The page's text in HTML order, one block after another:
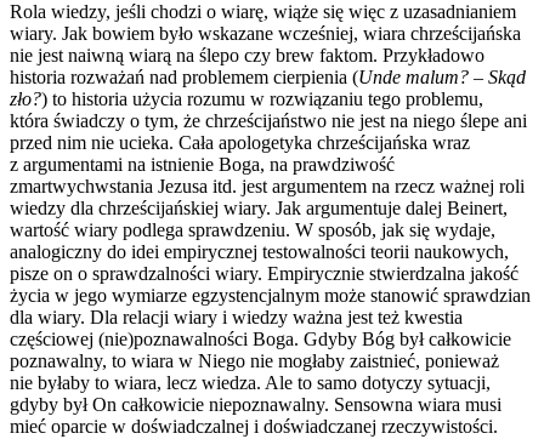
Rola wiedzy, jeśli chodzi o wiarę, wiąże się więc z uzasadnianiem
wiary. Jak bowiem było wskazane wcześniej, wiara chrześcijańska
nie jest naiwną wiarą na ślepo czy brew faktom. Przykładowo
historia rozważań nad problemem cierpienia (Unde malum? – Skąd
zło?) to historia użycia rozumu w rozwiązaniu tego problemu,
która świadczy o tym, że chrześcijaństwo nie jest na niego ślepe ani
przed nim nie ucieka. Cała apologetyka chrześcijańska wraz
z argumentami na istnienie Boga, na prawdziwość
zmartwychwstania Jezusa itd. jest argumentem na rzecz ważnej roli
wiedzy dla chrześcijańskiej wiary. Jak argumentuje dalej Beinert,
wartość wiary podlega sprawdzeniu. W sposób, jak się wydaje,
analogiczny do idei empirycznej testowalności teorii naukowych,
pisze on o sprawdzalności wiary. Empirycznie stwierdzalna jakość
życia w jego wymiarze egzystencjalnym może stanowić sprawdzian
dla wiary. Dla relacji wiary i wiedzy ważna jest też kwestia
częściowej (nie)poznawalności Boga. Gdyby Bóg był całkowicie
poznawalny, to wiara w Niego nie mogłaby zaistnieć, ponieważ
nie byłaby to wiara, lecz wiedza. Ale to samo dotyczy sytuacji,
gdyby był On całkowicie niepoznawalny. Sensowna wiara musi
mieć oparcie w doświadczalnej i doświadczanej rzeczywistości.